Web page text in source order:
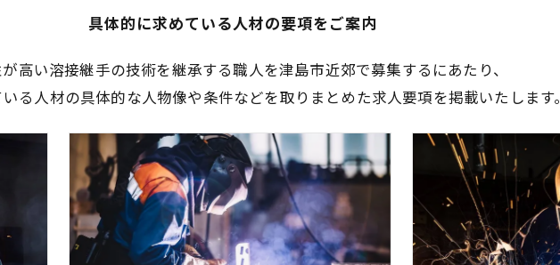
具体的に求めている人材の要項をご案内
高い溶接継手の技術を継承する職人を津島市近郊で募集するにあたり、
る人材の具体的な人物像や条件などを取りまとめた求人要項を掲載いたします。